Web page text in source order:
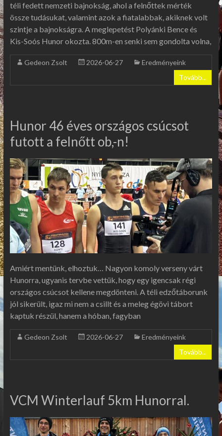
téli fedett nemzeti bajnokság, ahol a felnőttek mérték
össze tudásukat, valamint azok a fiatalabbak, akiknek volt
szintje a bajnokságra. A meglepetést Polyánki Bence és
Kis-Soós Hunor okozta. 800m-en senki sem gondolta volna,
Gedeon Zsolt 2026-06-27
Eredményeink
Tovább...
Hunor 46 éves országos csúcsot
futott a felnőtt ob,-n!
Amiért mentünk, elhoztuk… Nagyon komoly verseny várt
Hunorra, ugyanis tervbe vettük, hogy egy igencsak régi
országos csúcsot kellene megdönteni. A téli edzőtáborunk
jól sikerült, igaz mi nem a csillt és a meleg égövi tábort
kaptuk részül, hanem a hóban, fagyban
Gedeon Zsolt 2026-06-27
Eredményeink
Tovább...
VCM Winterlauf 5km Hunorral.